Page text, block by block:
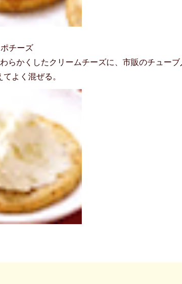
チーズ
わらかくしたクリームチーズに、市販のチューブ
よく混ぜる。